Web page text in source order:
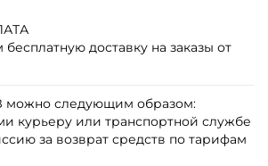
доставку на заказы от
можно следующим образом:
курьеру или транспортной службе
за возврат средств по тарифам